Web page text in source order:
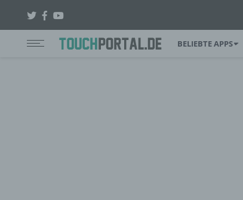
BELIEBTE APPS